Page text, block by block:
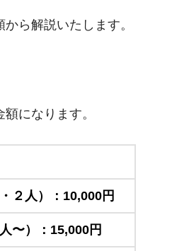
ら解説いたします。
になります。
２人）：10,000円
〜）：15,000円